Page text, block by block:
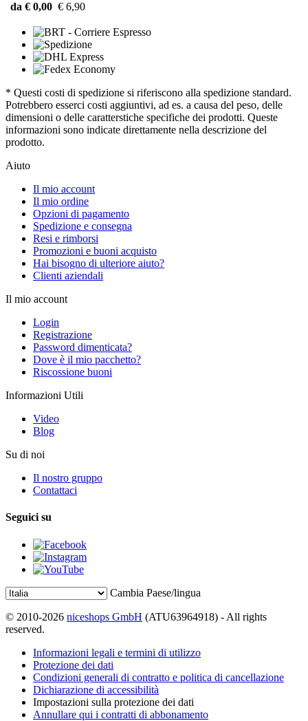
da € 0,00 € 6,90
* Questi costi di spedizione si riferiscono alla spedizione standard.
Potrebbero esserci costi aggiuntivi, ad es. a causa del peso, delle
dimensioni o delle caratterstiche specifiche dei prodotti. Queste
informazioni sono indicate direttamente nella descrizione del
prodotto.
Aiuto
Il mio account
Il mio ordine
Opzioni di pagamento
Spedizione e consegna
Resi e rimborsi
Promozioni e buoni acquisto
Hai bisogno di ulteriore aiuto?
Clienti aziendali
Il mio account
Login
Registrazione
Password dimenticata?
Dove è il mio pacchetto?
Riscossione buoni
Informazioni Utili
Video
Blog
Su di noi
Il nostro gruppo
Contattaci
Seguici su
Cambia Paese/lingua
© 2010-2026 niceshops GmbH (ATU63964918) - All rights
reserved.
Informazioni legali e termini di utilizzo
Protezione dei dati
Condizioni generali di contratto e politica di cancellazione
Dichiarazione di accessibilità
Impostazioni sulla protezione dei dati
Annullare qui i contratti di abbonamento